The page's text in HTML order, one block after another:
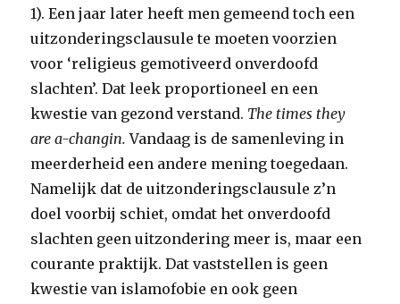
1). Een jaar later heeft men gemeend toch een
uitzonderingsclausule te moeten voorzien
voor ‘religieus gemotiveerd onverdoofd
slachten’. Dat leek proportioneel en een
kwestie van gezond verstand. The times they
are a-changin.Vandaag is de samenleving in
meerderheid een andere mening toegedaan.
Namelijk dat de uitzonderingsclausule z’n
doel voorbij schiet, omdat het onverdoofd
slachten geen uitzondering meer is, maar een
courante praktijk. Dat vaststellen is geen
kwestie van islamofobie en ook geen